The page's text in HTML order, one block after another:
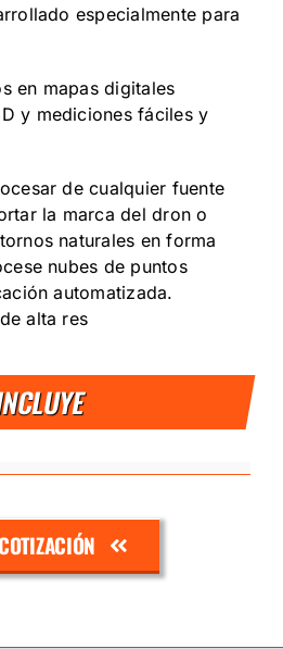
especialmente para
en mapas digitales
y mediciones fáciles y
de cualquier fuente
la marca del dron o
naturales en forma
nubes de puntos
automatizada.‎‎
alta res